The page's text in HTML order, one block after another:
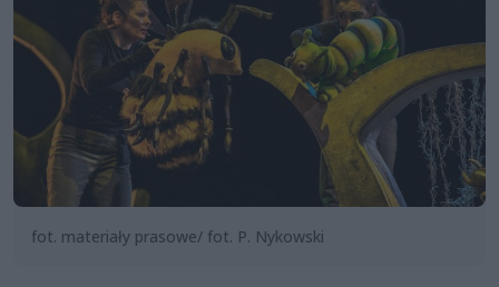
fot. materiały prasowe/ fot. P. Nykowski